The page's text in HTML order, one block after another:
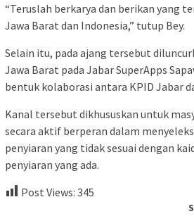
“Teruslah berkarya dan berikan yang
Jawa Barat dan Indonesia,” tutup Bey.
Selain itu, pada ajang tersebut
Jawa Barat pada Jabar SuperApps
bentuk kolaborasi antara KPID Jabar
Kanal tersebut dikhususkan untuk
secara aktif berperan dalam
penyiaran yang tidak sesuai dengan
penyiaran yang ada.
Post Views: 345